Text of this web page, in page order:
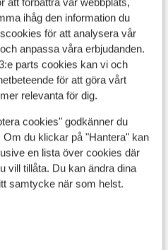
ihåg den information du
för att analysera vår
anpassa våra erbjudanden.
parts cookies kan vi och
för att göra vårt
relevanta för dig.
cookies" godkänner du
du klickar på "Hantera" kan
en lista över cookies där
vill tillåta. Du kan ändra dina
samtycke när som helst.
på karta
m
m
Skidskola